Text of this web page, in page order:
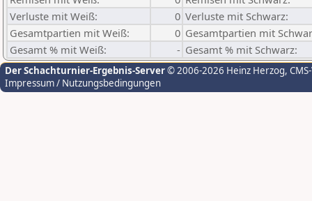
Verluste mit Weiß:
0 Verluste mit Schwarz:
Gesamtpartien mit Weiß:
0 Gesamtpartien mit
Gesamt % mit Weiß:
- Gesamt % mit Schwarz:
Der Schachturnier-Ergebnis-Server© 2006-2026 Heinz Herzog,
Impressum / Nutzungsbedingungen